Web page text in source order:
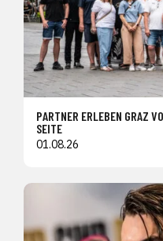
PARTNER ERLEBEN GRAZ
SEITE
01.08.26